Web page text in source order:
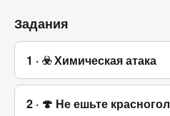
Задания
1 · ☣️ Химическая атака
2 · 🍄 Не ешьте